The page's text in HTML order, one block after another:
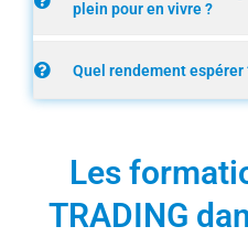
plein pour en vivre ?
Quel rendement espérer
Les
TRADING